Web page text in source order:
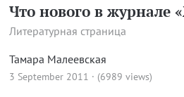
Что нового в журнале
Литературная страница
Тамара Малеевская
3 September 2011 · (6989 views)